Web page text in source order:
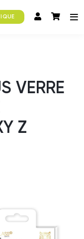
VERRE
Z